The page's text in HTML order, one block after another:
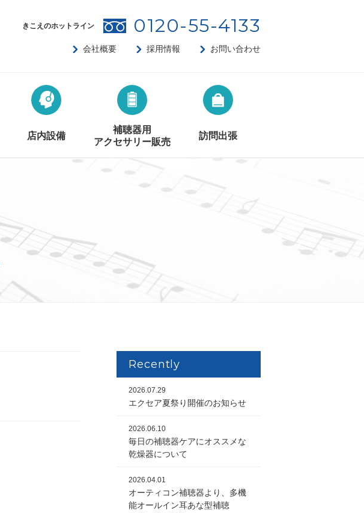
きこえのホットライン 0120-55-4133
会社概要 採用情報 お問い合わせ
店内設備
補聴器用
アクセサリー販売
訪問出張
Recently
2026.07.29
エクセア夏祭り開催のお知らせ
2026.06.10
毎日の補聴器ケアにオススメな
乾燥器について
2026.04.01
オーティコン補聴器より、多機
能オールイン耳あな型補聴